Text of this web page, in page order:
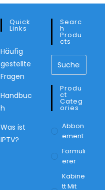
Quick
Links
Häufig
gestellte
Fragen
Handbuc
h
Was ist
IPTV?
Searc
H
Produ
Cts
Produ
Ct
Categ
Ories
Abbon
Ement
Formuli
Erer
Kabine
Tt Mit